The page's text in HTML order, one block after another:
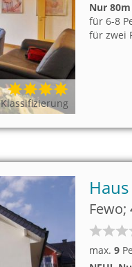
Klassifizierung
Nur
für 6-8
für zwei
max. 9